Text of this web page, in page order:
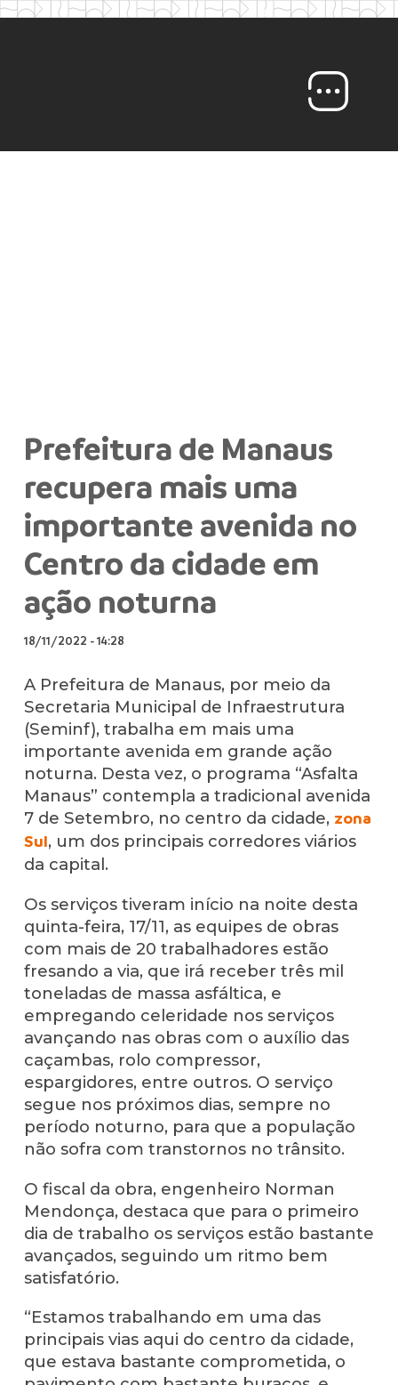
Prefeitura de Manaus
recupera mais uma
importante avenida no
Centro da cidade em
ação noturna
18/11/2022 -14:28
A Prefeitura de Manaus, por meio da
Secretaria Municipal de Infraestrutura
(Seminf), trabalha em mais uma
importante avenida em grande ação
noturna. Desta vez, o programa “Asfalta
Manaus” contempla a tradicional avenida
7 de Setembro, no centro da cidade, zona
Sul, um dos principais corredores viários
da capital.
Os serviços tiveram início na noite desta
quinta-feira, 17/11, as equipes de obras
com mais de 20 trabalhadores estão
fresando a via, que irá receber três mil
toneladas de massa asfáltica, e
empregando celeridade nos serviços
avançando nas obras com o auxílio das
caçambas, rolo compressor,
espargidores, entre outros. O serviço
segue nos próximos dias, sempre no
período noturno, para que a população
não sofra com transtornos no trânsito.
O fiscal da obra, engenheiro Norman
Mendonça, destaca que para o primeiro
dia de trabalho os serviços estão bastante
avançados, seguindo um ritmo bem
satisfatório.
“Estamos trabalhando em uma das
principais vias aqui do centro da cidade,
que estava bastante comprometida, o